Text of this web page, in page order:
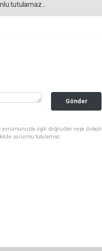
tutulamaz...
Gönder
yorumunuzla ilgili doğrudan veya dolaylı
sorumlu tutulamaz.